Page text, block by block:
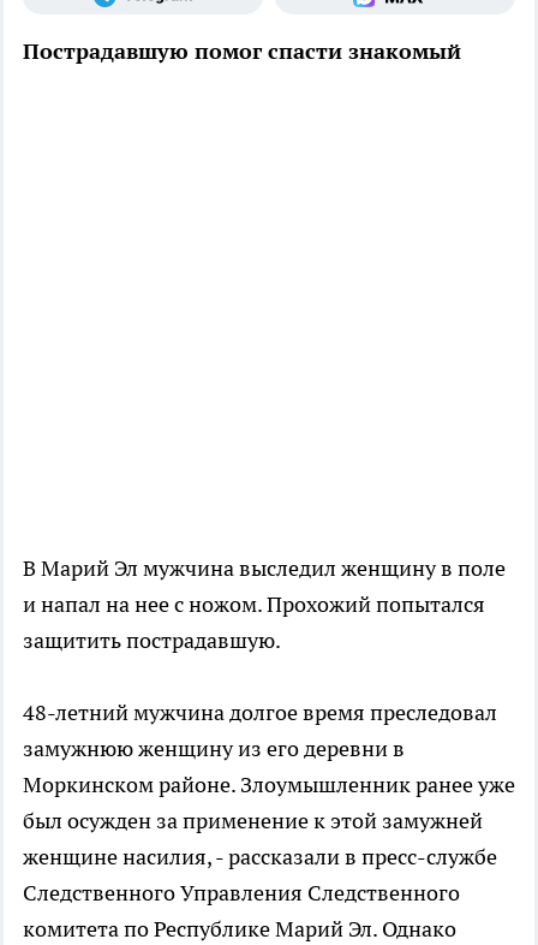
Пострадавшую помог спасти знакомый
В Марий Эл мужчина выследил женщину в поле
и напал на нее с ножом. Прохожий попытался
защитить пострадавшую.
48-летний мужчина долгое время преследовал
замужнюю женщину из его деревни в
Моркинском районе. Злоумышленник ранее уже
был осужден за применение к этой замужней
женщине насилия, - рассказали в пресс-службе
Следственного Управления Следственного
комитета по Республике Марий Эл. Однако